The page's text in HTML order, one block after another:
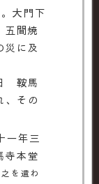
大門下
五間焼
災に及
鞍馬
、その
一年三
寺本堂
を遣わ